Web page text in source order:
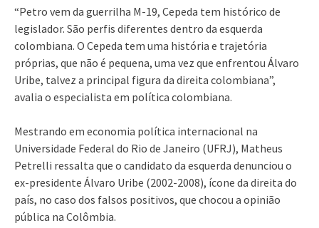
“Petro vem da guerrilha M-19, Cepeda tem histórico de
legislador. São perfis diferentes dentro da esquerda
colombiana. O Cepeda tem uma história e trajetória
próprias, que não é pequena, uma vez que enfrentou Álvaro
Uribe, talvez a principal figura da direita colombiana”,
avalia o especialista em política colombiana.
Mestrando em economia política internacional na
Universidade Federal do Rio de Janeiro (UFRJ), Matheus
Petrelli ressalta que o candidato da esquerda denunciou o
ex-presidente Álvaro Uribe (2002-2008), ícone da direita do
país, no caso dos falsos positivos, que chocou a opinião
pública na Colômbia.